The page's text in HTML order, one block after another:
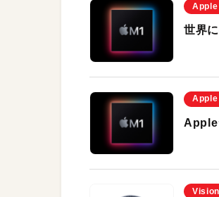
Apple
世界
Apple
Apple
Vision